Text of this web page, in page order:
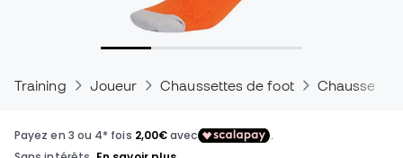
Training Joueur Chaussettes de foot